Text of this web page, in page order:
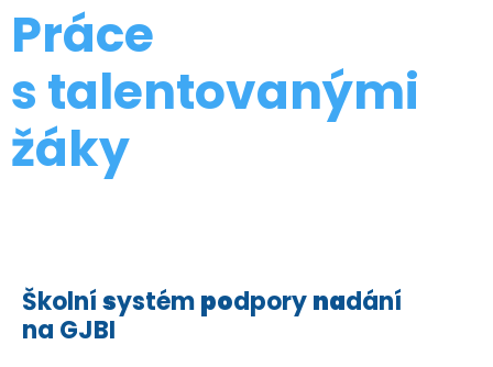
Práce
s talentovanými
žáky
Školnísystémpodporynadání
na GJBI